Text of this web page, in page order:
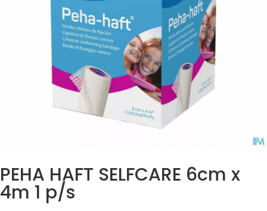
PEHA HAFT SELFCARE 6cm x
4m 1 p/s